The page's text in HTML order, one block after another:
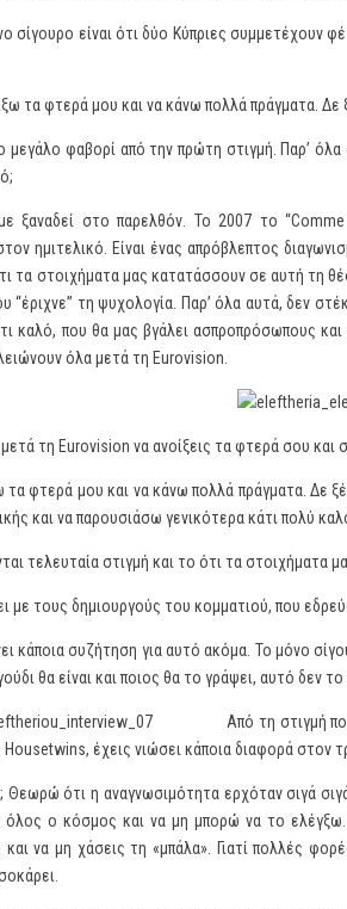
σίγουρο είναι ότι δύο Κύπριες συμμετέχουν
τα φτερά μου και να κάνω πολλά πράγματα.
μεγάλο φαβορί από την πρώτη στιγμή. Παρ’
ξαναδεί στο παρελθόν. Το 2007 το
ημιτελικό. Είναι ένας απρόβλεπτος
τα στοιχήματα μας κατατάσσουν σε αυτή τη
“έριχνε” τη ψυχολογία. Παρ’ όλα αυτά, δεν
καλό, που θα μας βγάλει ασπροπρόσωπους
όλα μετά τη Eurovision.
τη Eurovision να ανοίξεις τα φτερά σου και
φτερά μου και να κάνω πολλά πράγματα. Δε
και να παρουσιάσω γενικότερα κάτι πολύ
τελευταία στιγμή και το ότι τα στοιχήματα
με τους δημιουργούς του κομματιού, που
κάποια συζήτηση για αυτό ακόμα. Το μόνο
θα είναι και ποιος θα το γράψει, αυτό δεν
Από τη στιγμή
Housetwins, έχεις νιώσει κάποια διαφορά στον
Θεωρώ ότι η αναγνωσιμότητα ερχόταν σιγά
όλος ο κόσμος και να μη μπορώ να το
να μη χάσεις τη «μπάλα». Γιατί πολλές